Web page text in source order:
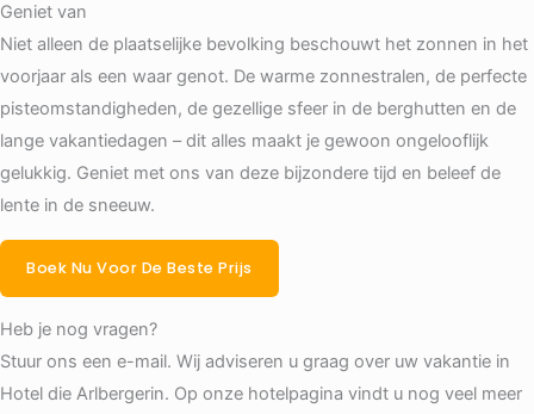
Geniet van
Niet alleen de plaatselijke bevolking beschouwt het zonnen in het
voorjaar als een waar genot. De warme zonnestralen, de perfecte
pisteomstandigheden, de gezellige sfeer in de berghutten en de
lange vakantiedagen – dit alles maakt je gewoon ongelooflijk
gelukkig. Geniet met ons van deze bijzondere tijd en beleef de
lente in de sneeuw.
Boek Nu Voor De Beste Prijs
Heb je nog vragen?
Stuur ons een e-mail. Wij adviseren u graag over uw vakantie in
Hotel die Arlbergerin. Op onze hotelpagina vindt u nog veel meer